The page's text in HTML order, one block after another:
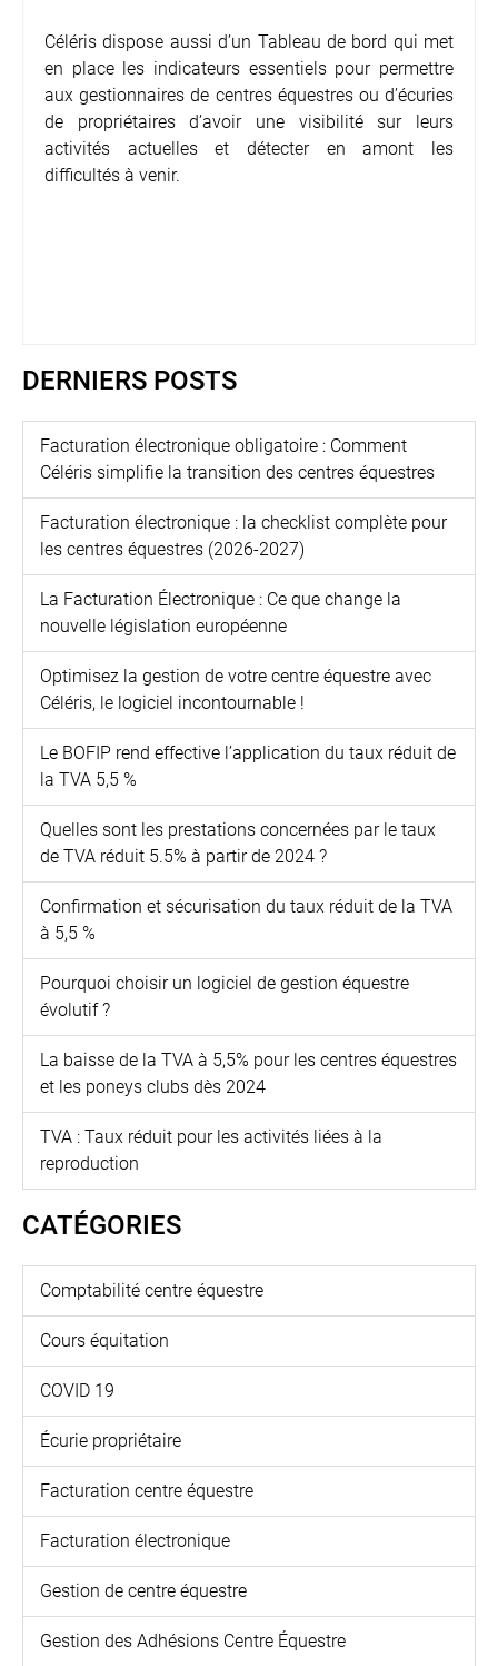
Céléris dispose aussi d’un Tableau de bord qui met
en place les indicateurs essentiels pour permettre
aux gestionnaires de centres équestres ou d’écuries
de propriétaires d’avoir une visibilité sur leurs
activités actuelles et détecter en amont les
difficultés à venir.
DERNIERS POSTS
Facturation électronique obligatoire : Comment
Céléris simplifie la transition des centres équestres
Facturation électronique : la checklist complète pour
les centres équestres (2026-2027)
La Facturation Électronique : Ce que change la
nouvelle législation européenne
Optimisez la gestion de votre centre équestre avec
Céléris, le logiciel incontournable !
Le BOFIP rend effective l’application du taux réduit de
la TVA 5,5 %
Quelles sont les prestations concernées par le taux
de TVA réduit 5.5% à partir de 2024 ?
Confirmation et sécurisation du taux réduit de la TVA
à 5,5 %
Pourquoi choisir un logiciel de gestion équestre
évolutif ?
La baisse de la TVA à 5,5% pour les centres équestres
et les poneys clubs dès 2024
TVA : Taux réduit pour les activités liées à la
reproduction
CATÉGORIES
Comptabilité centre équestre
Cours équitation
COVID 19
Écurie propriétaire
Facturation centre équestre
Facturation électronique
Gestion de centre équestre
Gestion des Adhésions Centre Équestre